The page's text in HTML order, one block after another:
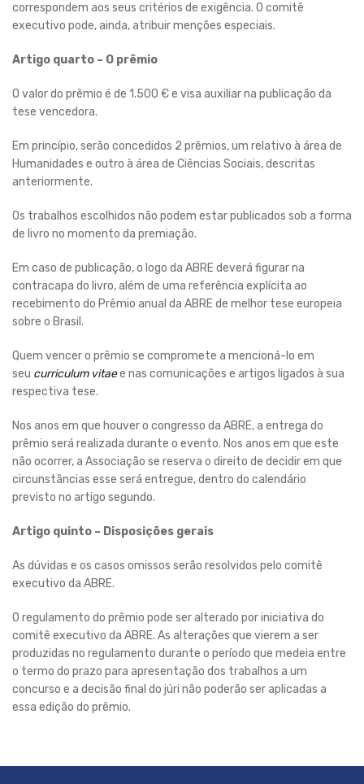
correspondem aos seus critérios de exigência. O comitê
executivo pode, ainda, atribuir menções especiais.
Artigo quarto – O prêmio
O valor do prêmio é de 1.500 € e visa auxiliar na publicação da
tese vencedora.
Em princípio, serão concedidos 2 prêmios, um relativo à área de
Humanidades e outro à área de Ciências Sociais, descritas
anteriormente.
Os trabalhos escolhidos não podem estar publicados sob a forma
de livro no momento da premiação.
Em caso de publicação, o logo da ABRE deverá figurar na
contracapa do livro, além de uma referência explícita ao
recebimento do Prêmio anual da ABRE de melhor tese europeia
sobre o Brasil.
Quem vencer o prêmio se compromete a mencioná-lo em
seu curriculum vitaee nas comunicações e artigos ligados à sua
respectiva tese.
Nos anos em que houver o congresso da ABRE, a entrega do
prêmio será realizada durante o evento. Nos anos em que este
não ocorrer, a Associação se reserva o direito de decidir em que
circunstâncias esse será entregue, dentro do calendário
previsto no artigo segundo.
Artigo quinto – Disposições gerais
As dúvidas e os casos omissos serão resolvidos pelo comitê
executivo da ABRE.
O regulamento do prêmio pode ser alterado por iniciativa do
comitê executivo da ABRE. As alterações que vierem a ser
produzidas no regulamento durante o período que medeia entre
o termo do prazo para apresentação dos trabalhos a um
concurso e a decisão final do júri não poderão ser aplicadas a
essa edição do prêmio.